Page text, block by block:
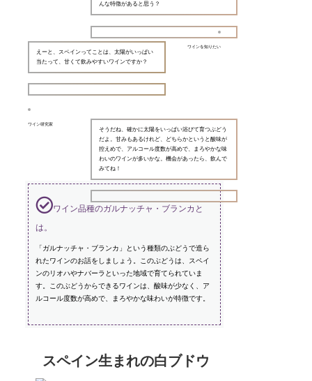
んな特徴があると思う？
ワインを知りたい
えーと、スペインってことは、太陽がいっぱい
当たって、甘くて飲みやすいワインですか？
ワイン研究家
そうだね、確かに太陽をいっぱい浴びて育つぶどう
だよ。甘みもあるけれど、どちらかというと酸味が
控えめで、アルコール度数が高めで、まろやかな味
わいのワインが多いかな。機会があったら、飲んで
みてね！
ワイン品種のガルナッチャ・ブランカと
は。
「ガルナッチャ・ブランカ」という種類のぶどうで造ら
れたワインのお話をしましょう。このぶどうは、スペイ
ンのリオハやナバーラといった地域で育てられていま
す。このぶどうからできるワインは、酸味が少なく、ア
ルコール度数が高めで、まろやかな味わいが特徴です。
スペイン生まれの白ブドウ